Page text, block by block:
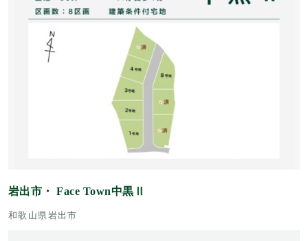
岩出市・ Face Town中黒Ⅱ
和歌山県岩出市